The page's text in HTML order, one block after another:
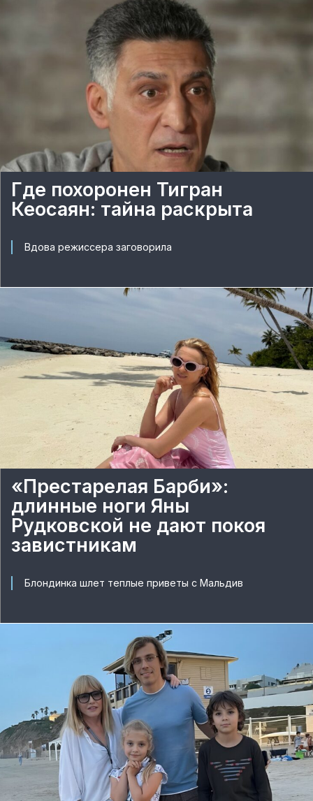
Где похоронен Тигран
Кеосаян: тайна раскрыта
Вдова режиссера заговорила
«Престарелая Барби»:
длинные ноги Яны
Рудковской не дают покоя
завистникам
Блондинка шлет теплые приветы с Мальдив